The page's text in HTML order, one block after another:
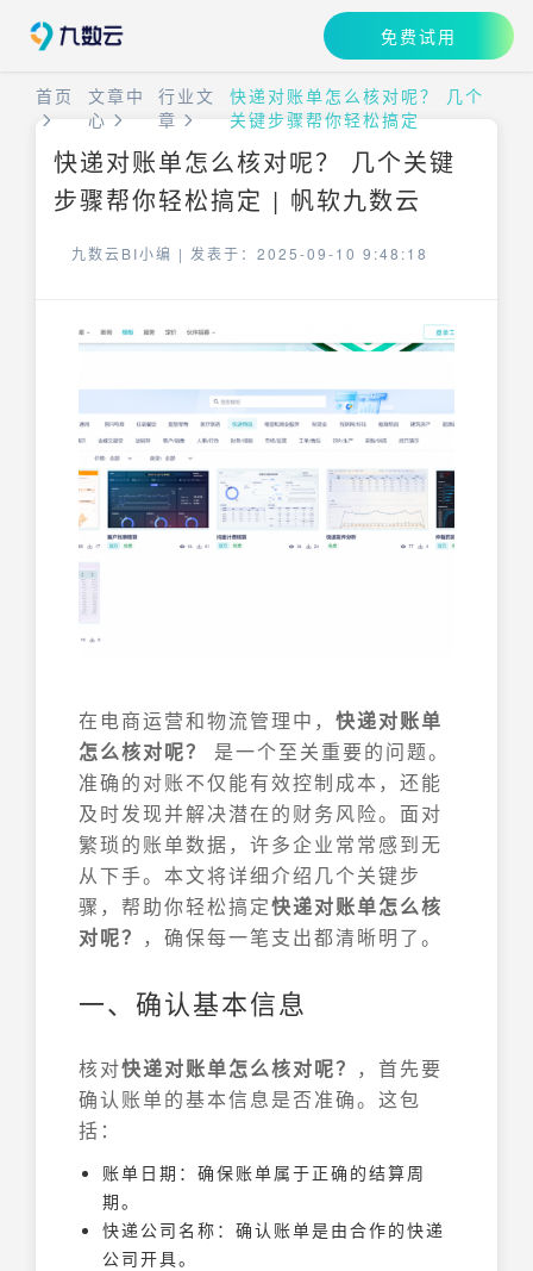
免费试用
首页
文章中
心
行业文
章
快递对账单怎么核对呢？ 几个
关键步骤帮你轻松搞定
快递对账单怎么核对呢？ 几个关键
步骤帮你轻松搞定 | 帆软九数云
九数云BI小编 | 发表于：2025-09-10 9:48:18
在电商运营和物流管理中， 快递对账单
怎么核对呢？
是一个至关重要的问题。
准确的对账不仅能有效控制成本，还能
及时发现并解决潜在的财务风险。面对
繁琐的账单数据，许多企业常常感到无
从下手。本文将详细介绍几个关键步
骤，帮助你轻松搞定快递对账单怎么核
对呢？ ，确保每一笔支出都清晰明了。
一、确认基本信息
核对快递对账单怎么核对呢？ ，首先要
确认账单的基本信息是否准确。这包
括：
账单日期：确保账单属于正确的结算周
期。
快递公司名称：确认账单是由合作的快递
公司开具。